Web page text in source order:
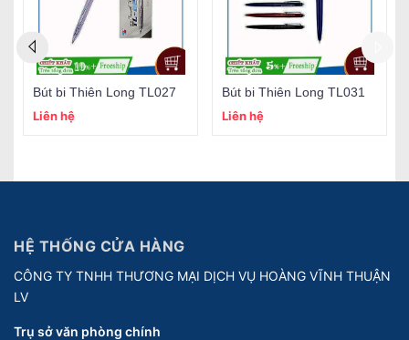
Bút bi Thiên Long TL027
Liên hệ
Bút bi Thiên Long TL031
Liên hệ
HỆ THỐNG CỬA HÀNG
CÔNG TY TNHH THƯƠNG MẠI DỊCH VỤ HOÀNG VĨNH THUẬN
LV
Trụ sở văn phòng chính